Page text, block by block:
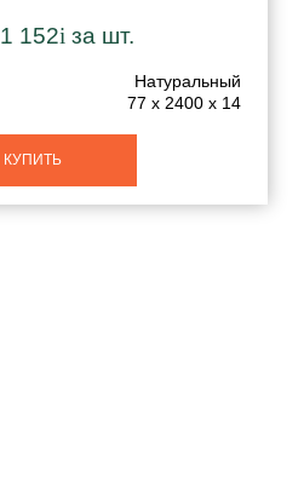
1 152i за шт.
Натуральный
77 x 2400 x 14
КУПИТЬ